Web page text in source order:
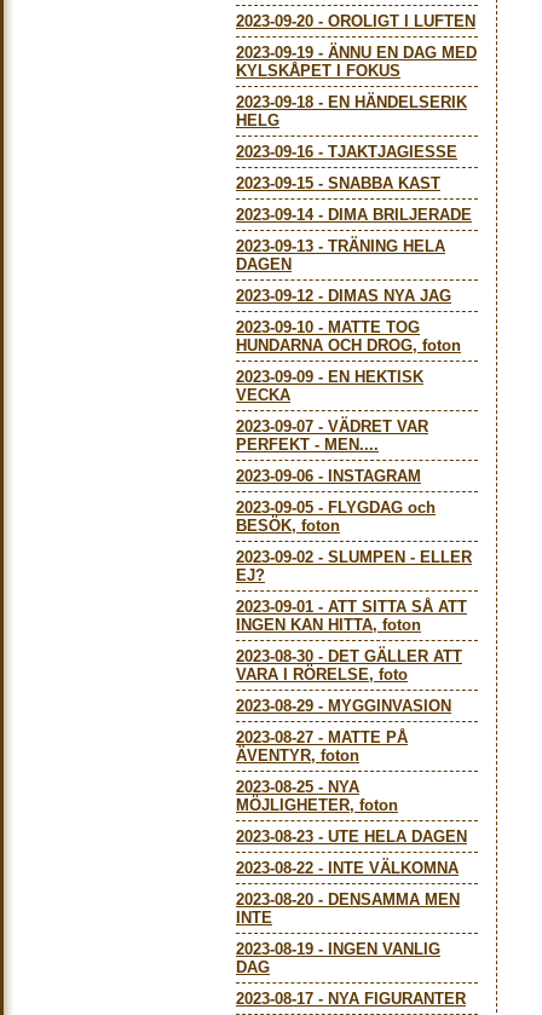
2023-09-20 - OROLIGT I LUFTEN
2023-09-19 - ÄNNU EN DAG MED
KYLSKÅPET I FOKUS
2023-09-18 - EN HÄNDELSERIK
HELG
2023-09-16 - TJAKTJAGIESSE
2023-09-15 - SNABBA KAST
2023-09-14- DIMA BRILJERADE
2023-09-13 - TRÄNING HELA
DAGEN
2023-09-12 - DIMAS NYA JAG
2023-09-10 - MATTE TOG
HUNDARNA OCH DROG, foton
2023-09-09 - EN HEKTISK
VECKA
2023-09-07 - VÄDRET VAR
PERFEKT - MEN....
2023-09-06 -
INSTAGRAM
2023-09-05 - FLYGDAG och
BESÖK, foton
2023-09-02 - SLUMPEN - ELLER
EJ?
2023-09-01 - ATT SITTA SÅ ATT
INGEN KAN HITTA, foton
2023-08-30 - DET GÄLLER ATT
VARA I RÖRELSE, foto
2023-08-29 - MYGGINVASION
2023-08-27 - MATTE PÅ
ÄVENTYR, foton
2023-08-25 - NYA
MÖJLIGHETER, foton
2023-08-23 - UTE HELA DAGEN
2023-08-22 -
INTE VÄLKOMNA
2023-08-20 - DENSAMMA MEN
INTE
2023-08-19 -
INGEN VANLIG
DAG
2023-08-17 - NYA FIGURANTER